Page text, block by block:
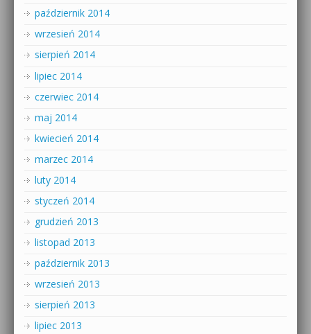
październik 2014
wrzesień 2014
sierpień 2014
lipiec 2014
czerwiec 2014
maj 2014
kwiecień 2014
marzec 2014
luty 2014
styczeń 2014
grudzień 2013
listopad 2013
październik 2013
wrzesień 2013
sierpień 2013
lipiec 2013